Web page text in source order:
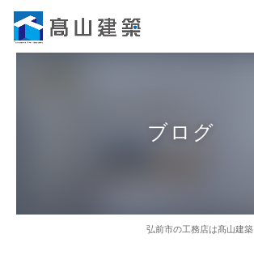
ブログ
弘前市の工務店は髙山建築